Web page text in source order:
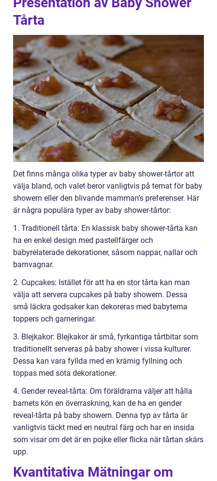
Tårta
Det finns många olika typer av baby shower-tårtor att
välja bland, och valet beror vanligtvis på temat för baby
showern eller den blivande mamman’s preferenser. Här
är några populära typer av baby shower-tårtor:
1. Traditionell tårta: En klassisk baby shower-tårta kan
ha en enkel design med pastellfärger och
babyrelaterade dekorationer, såsom nappar, nallar och
barnvagnar.
2. Cupcakes: Istället för att ha en stor tårta kan man
välja att servera cupcakes på baby showern. Dessa
små läckra godsaker kan dekoreras med babytema
toppers och garneringar.
3. Blejkakor: Blejkakor är små, fyrkantiga tårtbitar som
traditionellt serveras på baby shower i vissa kulturer.
Dessa kan vara fyllda med en krämig fyllning och
toppas med söta dekorationer.
4. Gender reveal-tårta: Om föräldrarna väljer att hålla
barnets kön en överraskning, kan de ha en gender
reveal-tårta på baby showern. Denna typ av tårta är
vanligtvis täckt med en neutral färg och har en insida
som visar om det är en pojke eller flicka när tårtan skärs
upp.
Kvantitativa Mätningar om